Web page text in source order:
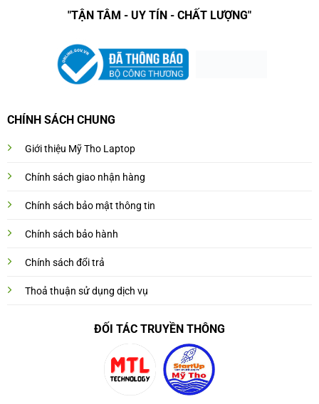
"TẬN TÂM - UY TÍN - CHẤT LƯỢNG"
CHÍNH SÁCH CHUNG
Giới thiệu Mỹ Tho Laptop
Chính sách giao nhận hàng
Chính sách bảo mật thông tin
Chính sách bảo hành
Chính sách đổi trả
Thoả thuận sử dụng dịch vụ
ĐỐI TÁC TRUYỀN THÔNG